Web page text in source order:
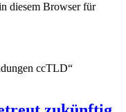
diesem Browser für
ccTLD“